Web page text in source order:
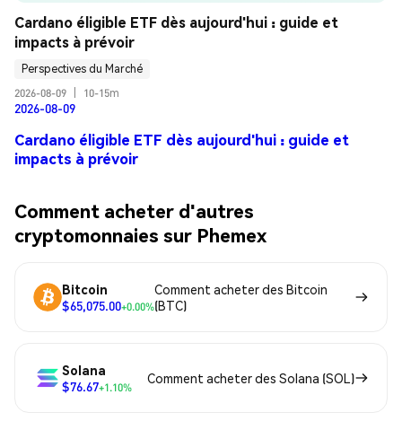
Cardano éligible ETF dès aujourd'hui : guide et
impacts à prévoir
Perspectives du Marché
2026-08-09
10-15m
2026-08-09
Cardano éligible ETF dès aujourd'hui : guide et
impacts à prévoir
Comment acheter d'autres
cryptomonnaies sur Phemex
Bitcoin
$65,075.00+0.00%
Comment acheter des Bitcoin
(BTC)
Solana
$76.67+1.10%
Comment acheter des Solana (SOL)